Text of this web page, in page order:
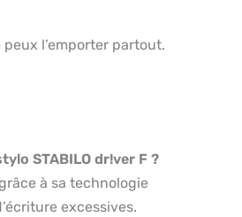
l’emporter partout.
STABILO dr!ver F ?
à sa technologie
excessives.